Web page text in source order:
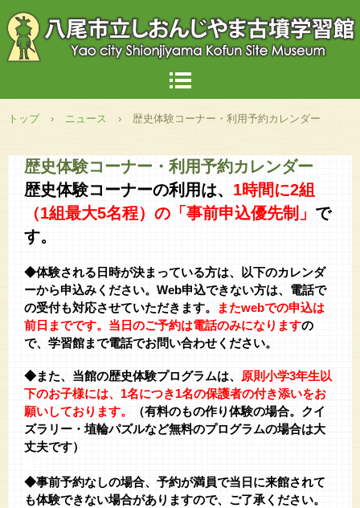
トップ › ニュース › 歴史体験コーナー・利用予約カレンダー
歴史体験コーナー・利用予約カレンダー
歴史体験コーナーの利用は、 1時間に2組
（1組最大5名程）の「事前申込優先制」 で
す。
◆体験される日時が決まっている方は、以下のカレンダ
ーから申込みください。Web申込できない方は、電話で
の受付も対応させていただきます。
またwebでの申込は
前日までです。当日のご予約は電話のみになりますの
で、学習館まで電話でお問い合わせください。
◆また、当館の歴史体験プログラムは、
原則小学3年生以
下のお子様には、1名につき1名の保護者の付き添いをお
願いしております。
（有料のもの作り体験の場合。クイ
ズラリー・埴輪パズルなど無料のプログラムの場合は大
丈夫です）
◆事前予約なしの場合、予約が満員で当日に来館されて
も体験できない場合がありますので、ご了承ください。